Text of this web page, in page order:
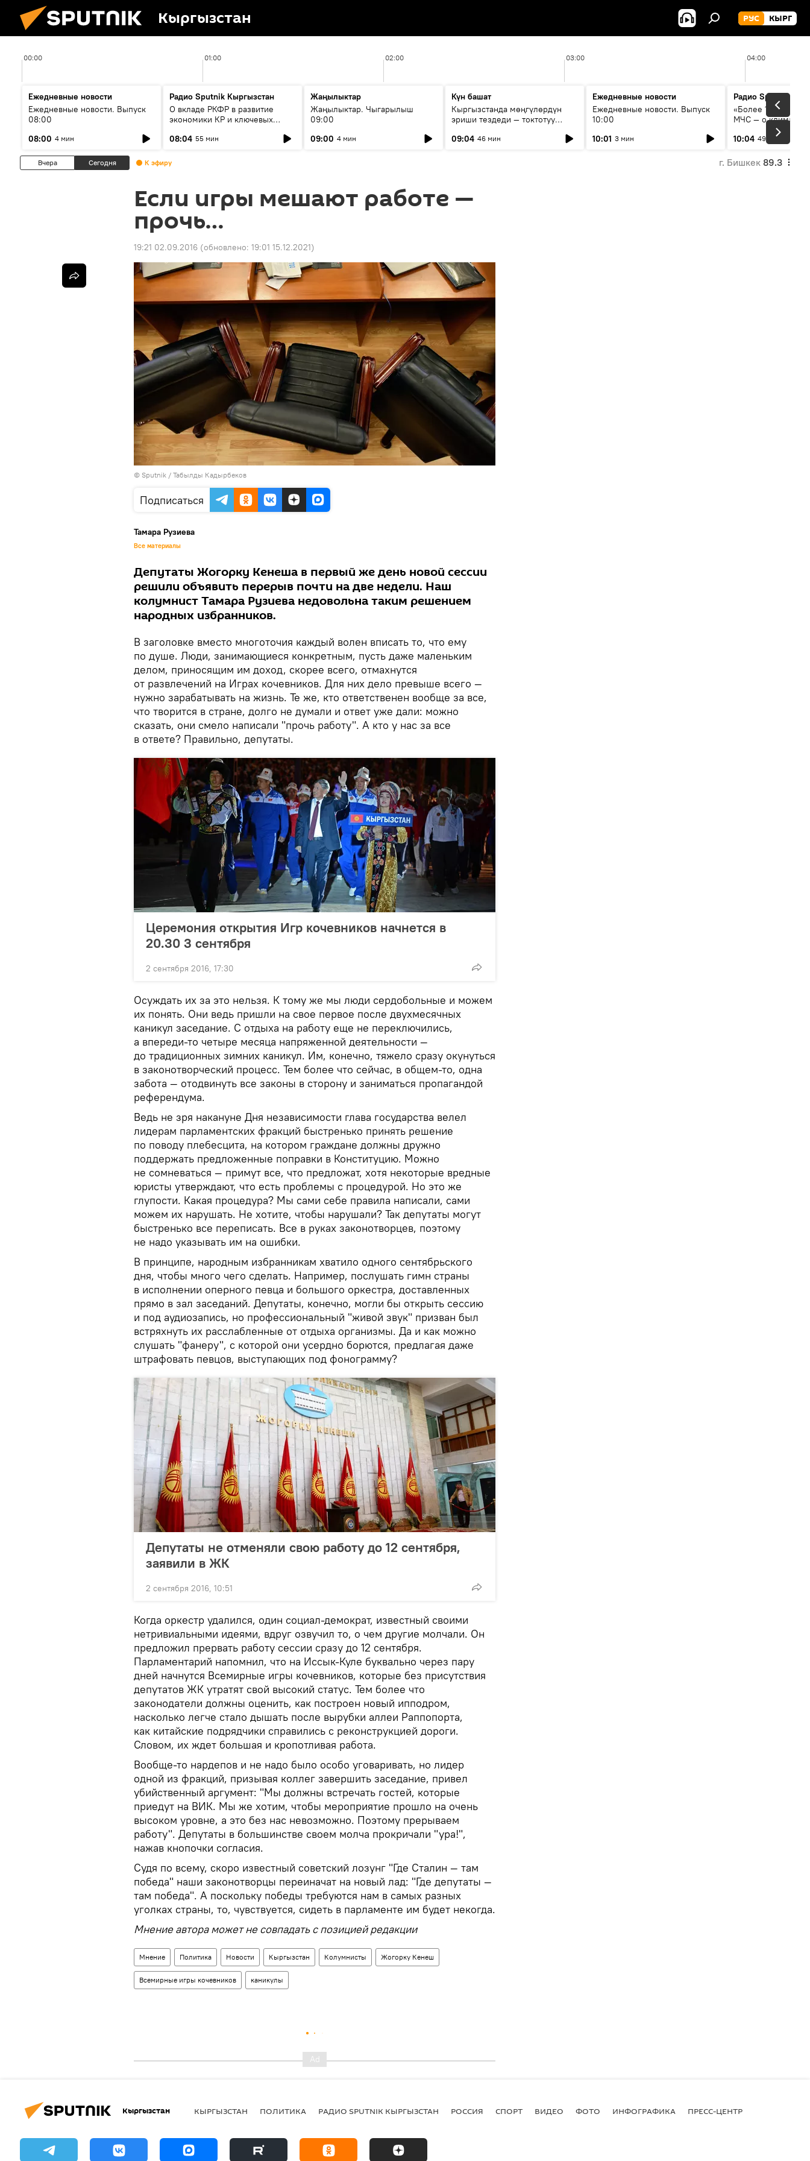
Кыргызстан РУС КЫРГ
00:00 01:00 02:00 03:00 04:00
Ежедневные новости
Ежедневные новости. Выпуск
08:00
08:00 4 мин
Радио Sputnik Кыргызстан
О вкладе РКФР в развитие
экономики КР и ключевых
08:04 55 мин
Жаңылыктар
Жаңылыктар. Чыгарылыш
09:00
09:00 4 мин
Күн башат
Кыргызстанда мөңгүлөрдүн
эриши тездеди — токтотуу
09:04 46 мин
Ежедневные новости
Ежедневные новости. Выпуск
10:00
10:01 3 мин
Радио Sputnik
«Более 1200 сёл в
МЧС — о климате,
системе
населения
10:04 49 мин
Вчера Сегодня К эфиру г. Бишкек 89.3
Если игры мешают работе —
прочь…
19:21 02.09.2016 (обновлено: 19:01 15.12.2021)
© Sputnik / Табылды Кадырбеков
Подписаться
Тамара Рузиева
Все материалы
Депутаты Жогорку Кенеша в первый же день новой сессии
решили объявить перерыв почти на две недели. Наш
колумнист Тамара Рузиева недовольна таким решением
народных избранников.
В заголовке вместо многоточия каждый волен вписать то, что ему
по душе. Люди, занимающиеся конкретным, пусть даже маленьким
делом, приносящим им доход, скорее всего, отмахнутся
от развлечений на Играх кочевников. Для них дело превыше всего —
нужно зарабатывать на жизнь. Те же, кто ответственен вообще за все,
что творится в стране, долго не думали и ответ уже дали: можно
сказать, они смело написали "прочь работу". А кто у нас за все
в ответе? Правильно, депутаты.
Церемония открытия Игр кочевников начнется в
20.30 3 сентября
2 сентября 2016, 17:30
Осуждать их за это нельзя. К тому же мы люди сердобольные и можем
их понять. Они ведь пришли на свое первое после двухмесячных
каникул заседание. С отдыха на работу еще не переключились,
а впереди-то четыре месяца напряженной деятельности —
до традиционных зимних каникул. Им, конечно, тяжело сразу окунуться
в законотворческий процесс. Тем более что сейчас, в общем-то, одна
забота — отодвинуть все законы в сторону и заниматься пропагандой
референдума.
Ведь не зря накануне Дня независимости глава государства велел
лидерам парламентских фракций быстренько принять решение
по поводу плебесцита, на котором граждане должны дружно
поддержать предложенные поправки в Конституцию. Можно
не сомневаться — примут все, что предложат, хотя некоторые вредные
юристы утверждают, что есть проблемы с процедурой. Но это же
глупости. Какая процедура? Мы сами себе правила написали, сами
можем их нарушать. Не хотите, чтобы нарушали? Так депутаты могут
быстренько все переписать. Все в руках законотворцев, поэтому
не надо указывать им на ошибки.
В принципе, народным избранникам хватило одного сентябрьского
дня, чтобы много чего сделать. Например, послушать гимн страны
в исполнении оперного певца и большого оркестра, доставленных
прямо в зал заседаний. Депутаты, конечно, могли бы открыть сессию
и под аудиозапись, но профессиональный "живой звук" призван был
встряхнуть их расслабленные от отдыха организмы. Да и как можно
слушать "фанеру", с которой они усердно борются, предлагая даже
штрафовать певцов, выступающих под фонограмму?
Депутаты не отменяли свою работу до 12 сентября,
заявили в ЖК
2 сентября 2016, 10:51
Когда оркестр удалился, один социал-демократ, известный своими
нетривиальными идеями, вдруг озвучил то, о чем другие молчали. Он
предложил прервать работу сессии сразу до 12 сентября.
Парламентарий напомнил, что на Иссык-Куле буквально через пару
дней начнутся Всемирные игры кочевников, которые без присутствия
депутатов ЖК утратят свой высокий статус. Тем более что
законодатели должны оценить, как построен новый ипподром,
насколько легче стало дышать после вырубки аллеи Раппопорта,
как китайские подрядчики справились с реконструкцией дороги.
Словом, их ждет большая и кропотливая работа.
Вообще-то нардепов и не надо было особо уговаривать, но лидер
одной из фракций, призывая коллег завершить заседание, привел
убийственный аргумент: "Мы должны встречать гостей, которые
приедут на ВИК. Мы же хотим, чтобы мероприятие прошло на очень
высоком уровне, а это без нас невозможно. Поэтому прерываем
работу". Депутаты в большинстве своем молча прокричали "ура!",
нажав кнопочки согласия.
Судя по всему, скоро известный советский лозунг "Где Сталин — там
победа" наши законотворцы переиначат на новый лад: "Где депутаты —
там победа". А поскольку победы требуются нам в самых разных
уголках страны, то, чувствуется, сидеть в парламенте им будет некогда.
Мнение автора может не совпадать с позицией редакции
Мнение Политика Новости Кыргызстан Колумнисты Жогорку Кенеш
Всемирные игры кочевников каникулы
Кыргызстан КЫРГЫЗСТАН ПОЛИТИКА РАДИО SPUTNIK КЫРГЫЗСТАН РОССИЯ СПОРТ ВИДЕО ФОТО ИНФОГРАФИКА ПРЕСС-ЦЕНТР